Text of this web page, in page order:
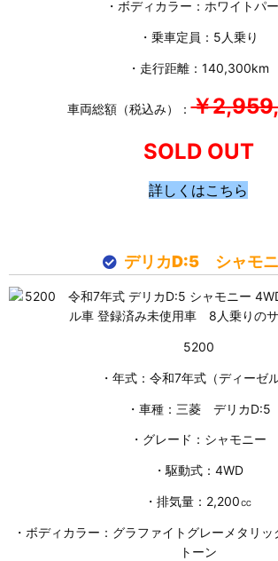
・ボディカラー：ホワイトパ
・乗車定員：5人乗り
・走行距離：140,300km
車両総額（税込み）：￥
SOLD OUT
詳しくはこちら
デリカD:5 シャモ
5200
・年式：令和7年式（ディーゼ
・車種：三菱 デリカD:5
・グレード：シャモニー
・駆動式：4WD
・排気量：2,200㏄
・ボディカラー：グラファイトグレーメタリ
トーン